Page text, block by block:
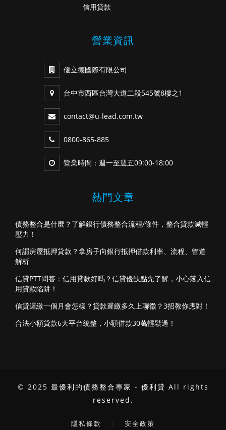
信用貸款
營業資訊
優立德國際有限公司
台中市西區台灣大道二段545號8樓之1
contact@u-lead.com.tw
0800-865-885
營業時間：週一至週五09:00-18:00
熱門文章
債務整合是什麼？了解銀行債務整合流程/條件，整合貸款減輕
壓力！
何謂房屋抵押貸款？拿房子向銀行抵押借款利率、流程、管道
解析
信貸PTT問答：信用貸款好嗎？信貸優缺點先了解，小心落入信
用貸款陷阱！
信貸遲繳一個月會怎樣？貸款遲繳多久上聯徵？3招教你應對！
合法小額貸款6大平台統整，小額借款30萬輕鬆過！
© 2025 最優利的債務整合專家 - 優利貸 All rights
reserved.
隱私條款 安全政策